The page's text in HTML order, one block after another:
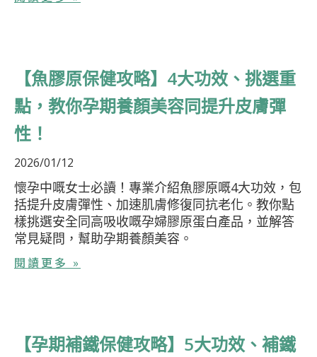
【魚膠原保健攻略】4大功效、挑選重
點，教你孕期養顏美容同提升皮膚彈
性！
2026/01/12
懷孕中嘅女士必讀！專業介紹魚膠原嘅4大功效，包
括提升皮膚彈性、加速肌膚修復同抗老化。教你點
樣挑選安全同高吸收嘅孕婦膠原蛋白產品，並解答
常見疑問，幫助孕期養顏美容。
閱讀更多 »
【孕期補鐵保健攻略】5大功效、補鐵